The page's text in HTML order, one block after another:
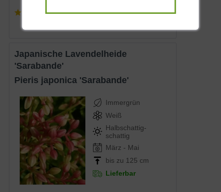
(3)
Japanische Lavendelheide
'Sarabande'
Pieris japonica 'Sarabande'
Immergrün
Weiß
Halbschattig-
schattig
März - Mai
bis zu 125 cm
Lieferbar